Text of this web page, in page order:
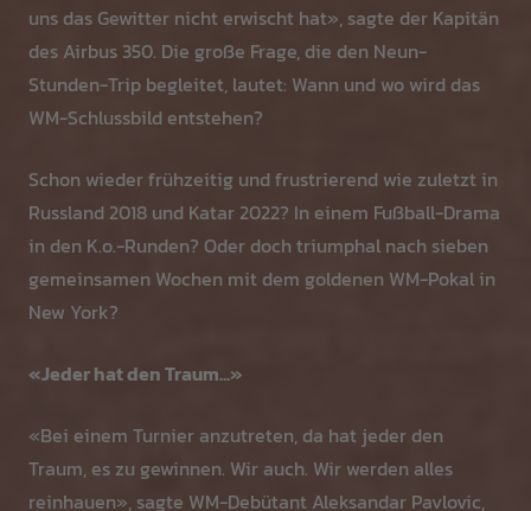
uns das Gewitter nicht erwischt hat», sagte der Kapitän
des Airbus 350. Die große Frage, die den Neun-
Stunden-Trip begleitet, lautet: Wann und wo wird das
WM-Schlussbild entstehen?
Schon wieder frühzeitig und frustrierend wie zuletzt in
Russland 2018 und Katar 2022? In einem Fußball-Drama
in den K.o.-Runden? Oder doch triumphal nach sieben
gemeinsamen Wochen mit dem goldenen WM-Pokal in
New York?
«Jeder hat den Traum...»
«Bei einem Turnier anzutreten, da hat jeder den
Traum, es zu gewinnen. Wir auch. Wir werden alles
reinhauen», sagte WM-Debütant Aleksandar Pavlovic,